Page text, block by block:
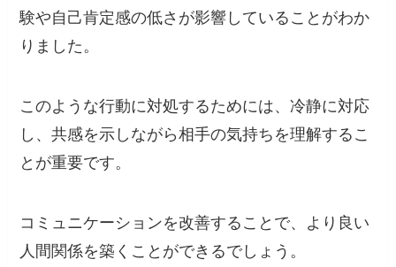
験や自己肯定感の低さが影響していることがわか
りました。
このような行動に対処するためには、冷静に対応
し、共感を示しながら相手の気持ちを理解するこ
とが重要です。
コミュニケーションを改善することで、より良い
人間関係を築くことができるでしょう。